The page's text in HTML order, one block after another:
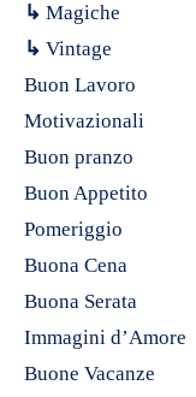
↳ Magiche
↳ Vintage
Buon Lavoro
Motivazionali
Buon pranzo
Buon Appetito
Pomeriggio
Buona Cena
Buona Serata
Immagini d’Amore
Buone Vacanze